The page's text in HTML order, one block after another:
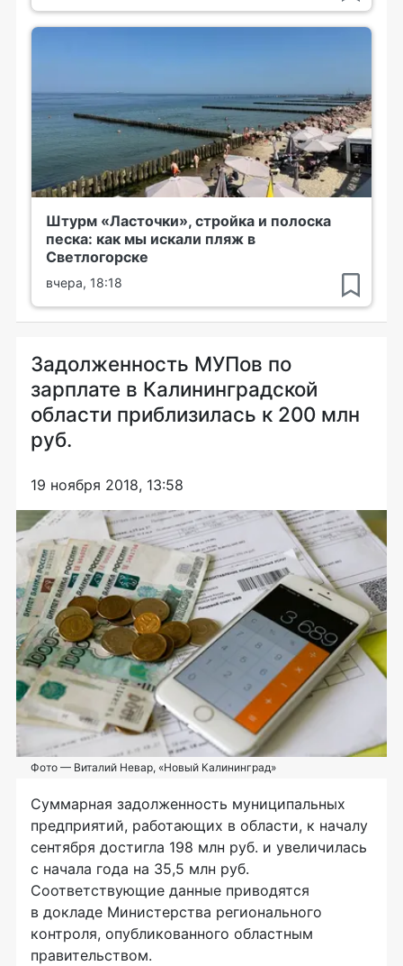
Штурм «Ласточки», стройка и полоска
песка: как мы искали пляж в
Светлогорске
вчера, 18:18
Задолженность МУПов по
зарплате в Калининградской
области приблизилась к 200 млн
руб.
19 ноября 2018, 13:58
Фото — Виталий Невар, «Новый Калининград»
Суммарная задолженность муниципальных
предприятий, работающих в области, к началу
сентября достигла 198 млн руб. и увеличилась
с начала года на 35,5 млн руб.
Соответствующие данные приводятся
в докладе Министерства регионального
контроля, опубликованного областным
правительством.